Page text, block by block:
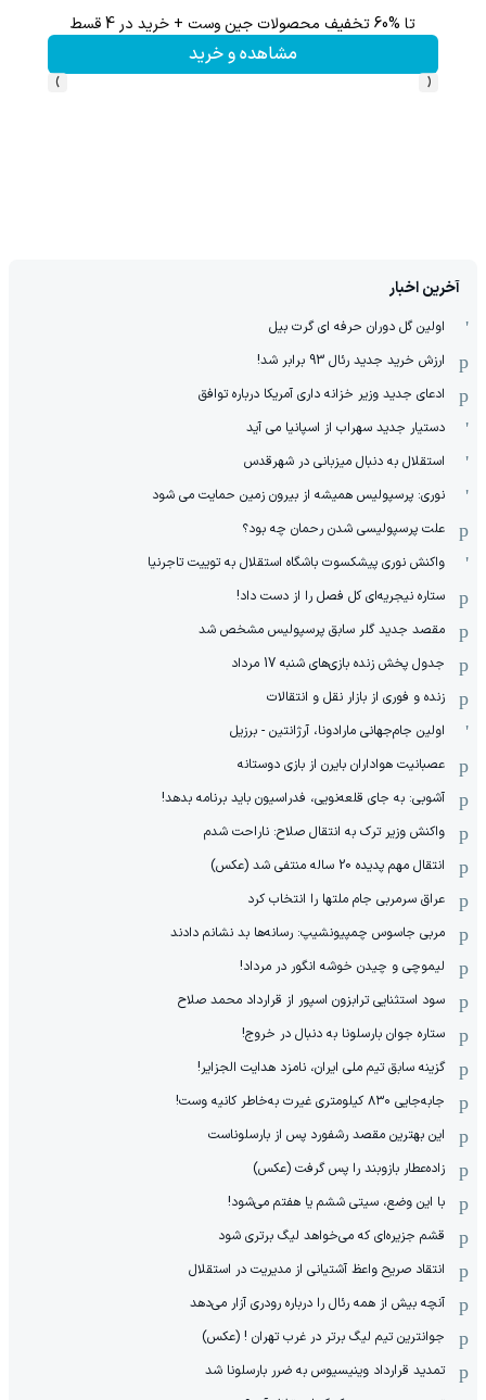
تا %60 تخفیف محصولات جین وست + خرید در 4 قسط
مشاهده و خرید
‹
›
آخرین اخبار
اولین گل دوران حرفه ای گرت بیل
ارزش خرید جدید رئال 93 برابر شد!
ادعای جدید وزیر خزانه داری آمریکا درباره توافق
دستیار جدید سهراب از اسپانیا می آید
استقلال به دنبال میزبانی در شهرقدس
نوری: پرسپولیس همیشه از بیرون زمین حمایت می شود
علت پرسپولیسی شدن رحمان چه بود؟
واکنش نوری پیشکسوت باشگاه استقلال به توییت تاجرنیا
ستاره نیجریه‌ای کل فصل را از دست داد!
مقصد جدید گلر سابق پرسپولیس مشخص شد
جدول پخش زنده بازی‌های شنبه 17 مرداد
زنده و فوری از بازار نقل و انتقالات
اولین جام‌جهانی مارادونا، آرژانتین - برزیل
عصبانیت هواداران بایرن از بازی دوستانه
آشوبی: به جای قلعه‌نویی، فدراسیون باید برنامه بدهد!
واکنش وزیر ترک به انتقال صلاح: ناراحت شدم
انتقال مهم پدیده 20 ساله منتفی شد (عکس)
عراق سرمربی جام ملتها را انتخاب کرد
مربی جاسوس چمپیونشیپ: رسانه‌ها بد نشانم دادند
لیموچی و چیدن خوشه انگور در مرداد!
سود استثنایی ترابزون اسپور از قرارداد محمد صلاح
ستاره جوان بارسلونا به دنبال در خروج!
گزینه سابق تیم ملی ایران، نامزد هدایت الجزایر!
جابه‌جایی ۸۳۰ کیلومتری غیرت به‌خاطر کانیه وست!
این بهترین مقصد رشفورد پس از بارسلوناست
زاده‌عطار بازوبند را پس گرفت (عکس)
با این وضع، سیتی ششم یا هفتم می‌شود!
قشم جزیره‌ای که می‌خواهد لیگ برتری شود
انتقاد صریح واعظ آشتیانی از مدیریت در استقلال
آنچه بیش از همه رئال را درباره رودری آزار می‌دهد
جوانترین تیم لیگ برتر در غرب تهران ! (عکس)
تمدید قرارداد وینیسیوس به ضرر بارسلونا شد